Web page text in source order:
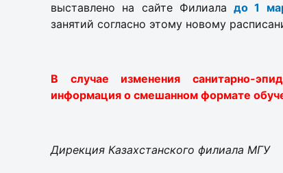
выставлено на сайте Филиаладо 1
занятий согласно этому новому
В случае изменения санитарно-
информация о смешанном формате
Дирекция Казахстанского филиала МГУ